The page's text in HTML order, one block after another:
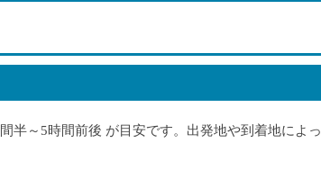
半～5時間前後 が目安です。出発地や到着地によっ